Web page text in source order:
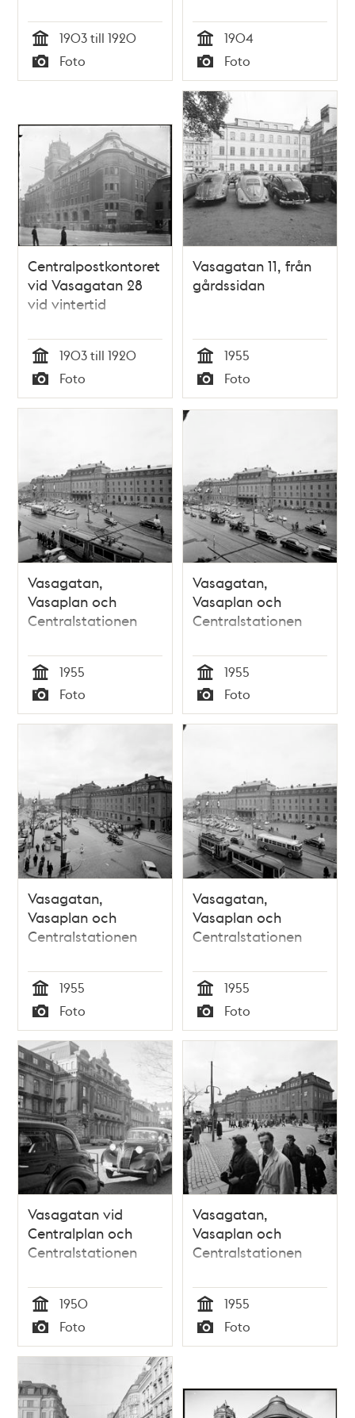
Tid
1903 till 1920
Typ
Foto Tid
1904
Typ
Foto
Centralpostkontoret
vid Vasagatan 28
vid vintertid
Tid
1903 till 1920
Typ
Foto
Vasagatan 11, från
gårdssidan
Tid
1955
Typ
Foto
Vasagatan,
Vasaplan och
Centralstationen
Tid
1955
Typ
Foto
Vasagatan,
Vasaplan och
Centralstationen
Tid
1955
Typ
Foto
Vasagatan,
Vasaplan och
Centralstationen
Tid
1955
Typ
Foto
Vasagatan,
Vasaplan och
Centralstationen
Tid
1955
Typ
Foto
Vasagatan vid
Centralplan och
Centralstationen
Tid
1950
Typ
Foto
Vasagatan,
Vasaplan och
Centralstationen
Tid
1955
Typ
Foto